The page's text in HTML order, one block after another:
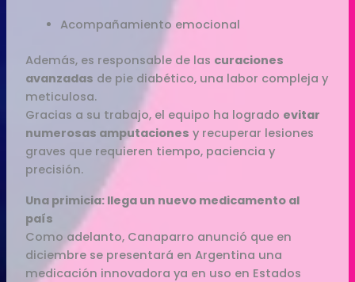
Acompañamiento emocional
Además, es responsable de las curaciones
avanzadas de pie diabético, una labor compleja y
meticulosa.
Gracias a su trabajo, el equipo ha logrado evitar
numerosas amputaciones y recuperar lesiones
graves que requieren tiempo, paciencia y
precisión.
Una primicia: llega un nuevo medicamento al
país
Como adelanto, Canaparro anunció que en
diciembre se presentará en Argentina una
medicación innovadora ya en uso en Estados